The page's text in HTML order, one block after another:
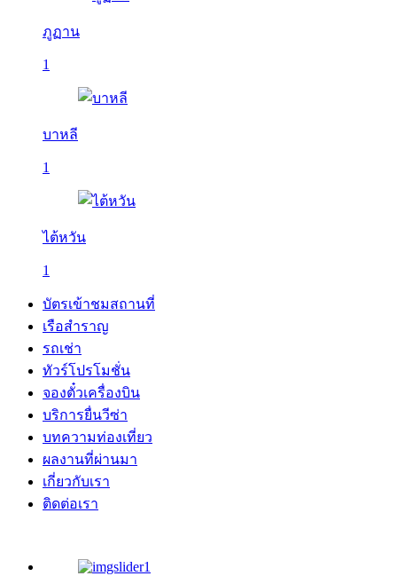
ภูฏาน
1
บาหลี
1
ไต้หวัน
1
บัตรเข้าชมสถานที่
เรือสำราญ
รถเช่า
ทัวร์โปรโมชั่น
จองตั๋วเครื่องบิน
บริการยื่นวีซ่า
บทความท่องเที่ยว
ผลงานที่ผ่านมา
เกี่ยวกับเรา
ติดต่อเรา